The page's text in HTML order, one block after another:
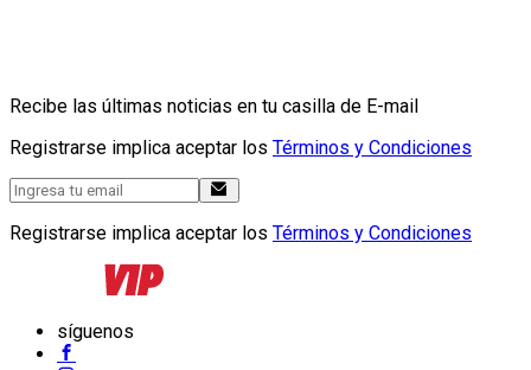
Recibe las últimas noticias en tu casilla de E-mail
Registrarse implica aceptar los Términos y Condiciones
Registrarse implica aceptar los Términos y Condiciones
síguenos